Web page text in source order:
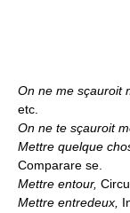
On ne me sçauroit
etc.
On ne te sçauroit
Mettre quelque
Comparare se.
Mettre entour,
Mettre entredeux,